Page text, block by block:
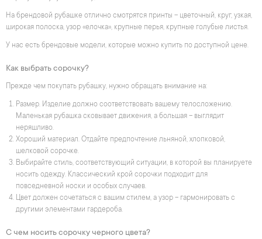
На брендовой рубашке отлично смотрятся принты – цветочный, круг, узкая,
широкая полоска, узор «елочка», крупные перья, крупные голубые листья.
У нас есть брендовые модели, которые можно купить по доступной цене.
Как выбрать сорочку?
Прежде чем покупать рубашку, нужно обращать внимание на:
Размер. Изделие должно соответствовать вашему телосложению.
Маленькая рубашка сковывает движения, а большая – выглядит
неряшливо.
Хороший материал. Отдайте предпочтение льняной, хлопковой,
шелковой сорочке.
Выбирайте стиль, соответствующий ситуации, в которой вы планируете
носить одежду. Классический крой сорочки подходит для
повседневной носки и особых случаев.
Цвет должен сочетаться с вашим стилем, а узор – гармонировать с
другими элементами гардероба.
С чем носить сорочку черного цвета?